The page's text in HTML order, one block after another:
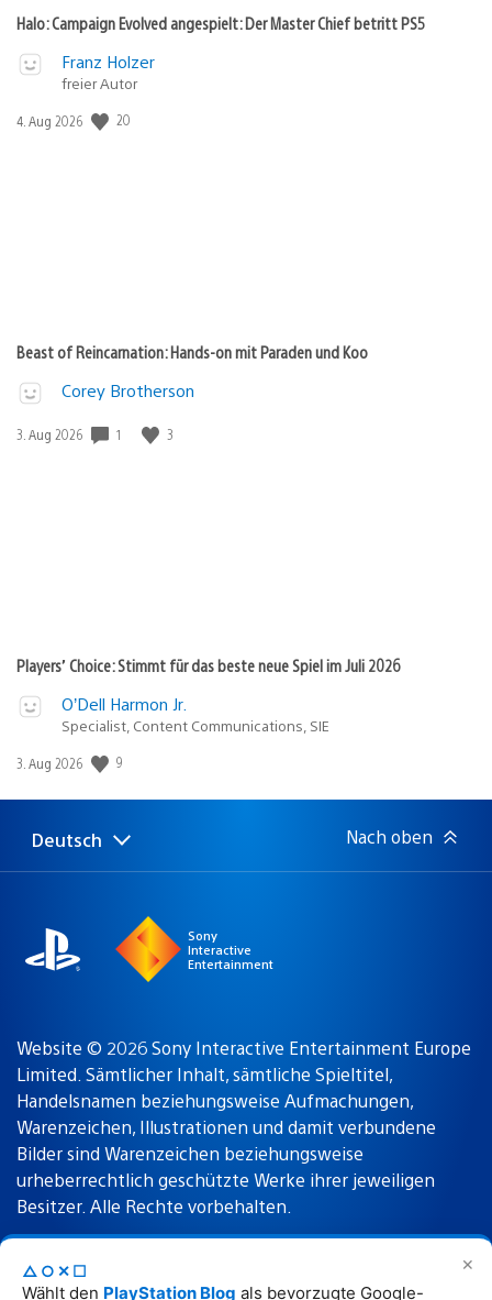
✕
△○✕☐
Wählt den PlayStation Blog als bevorzugte Google-
Halo: Campaign Evolved angespielt: Der Master Chief betritt PS5
Franz Holzer
freier Autor
Veröffentlichungsdatum:
4. Aug 2026 20
Beast of Reincarnation: Hands-on mit Paraden und Koo
Corey Brotherson
Veröffentlichungsdatum:
3. Aug 2026 1 3
Players’ Choice: Stimmt für das beste neue Spiel im Juli 2026
O’Dell Harmon Jr.
Specialist, Content Communications, SIE
Veröffentlichungsdatum:
3. Aug 2026 9
Select
Aktuelle
Deutsch Nach oben
Sony
Interactive
Entertainment
Website © 2026 Sony Interactive Entertainment Europe
Limited. Sämtlicher Inhalt, sämtliche Spieltitel,
Handelsnamen beziehungsweise Aufmachungen,
Warenzeichen, Illustrationen und damit verbundene
Bilder sind Warenzeichen beziehungsweise
urheberrechtlich geschützte Werke ihrer jeweiligen
Besitzer. Alle Rechte vorbehalten.
Nutzungsbedingungen Datenschutzrichtlinie